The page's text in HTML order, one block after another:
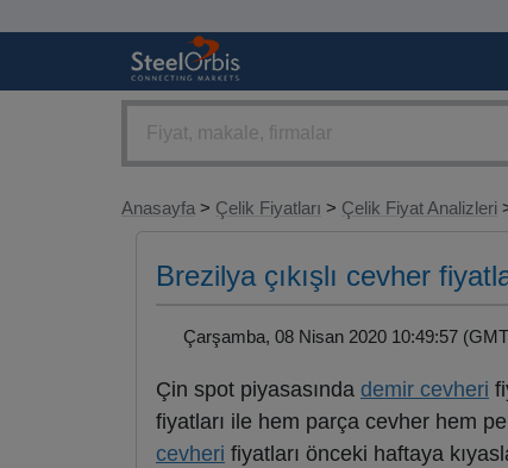
Anasayfa > Çelik Fiyatları > Çelik Fiyat Analizleri
Brezilya çıkışlı cevher
Çarşamba, 08 Nisan 2020 10:49:57
Çin spot piyasasında demir cevheri
fiyatları ile hem parça cevher hem
cevheri fiyatları önceki haftaya